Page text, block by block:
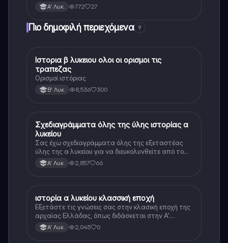
Α' Λυκ. 772 27
Πιο δημοφιλή περιεχόμενα 9
Ιστορία
Ιστορια β λυκειου ολοι οι ορισμοι τις
τραπεζας
Ορισμοί ιστόριας
Β' Λυκ. 8,536 300
Ιστορία
Σχεδιαγράμματα όλης της ύλης ιστορίας α
λυκείου
Σας έχω σχεδιαγράμματα όλης της εξεταστέας
ύλης της α λυκείου για να διευκολυνθείτε από το
τεράστιο βάρος του βιβλίου
Α' Λυκ. 2,857 66
Ιστορία
ιστορία α λυκείου κλασσική εποχή
Εξετάστε τις γνώσεις σας στην κλασική εποχή της
αρχαίας Ελλάδας, όπως διδάσκεται στην Α'
Λυκείου.Α' Λυκ. 2,045 0